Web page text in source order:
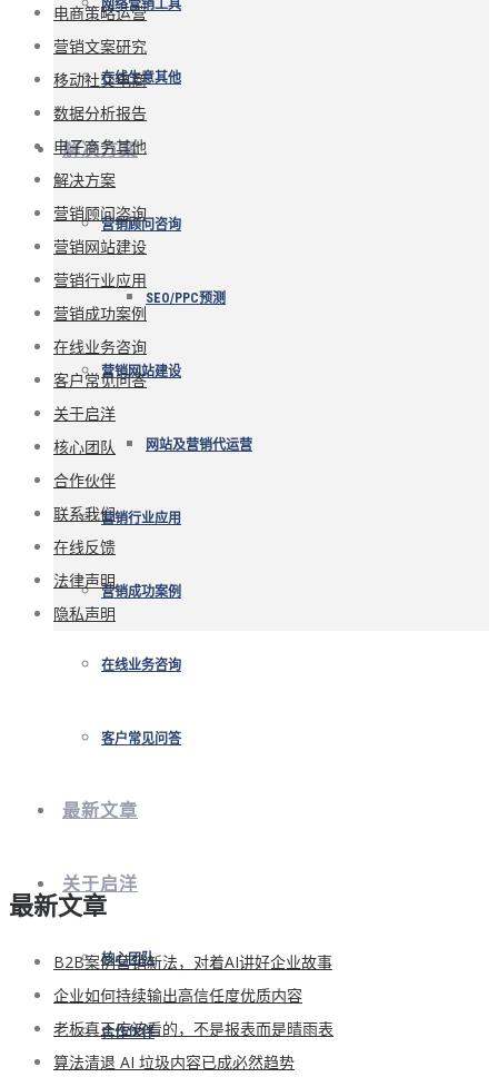
网络营销工具
在线生意其他
解决方案
营销顾问咨询
SEO/PPC预测
营销网站建设
网站及营销代运营
营销行业应用
营销成功案例
在线业务咨询
客户常见问答
最新文章
关于启洋
核心团队
合作伙伴
电商策略运营
营销文案研究
移动社交电商
数据分析报告
电子商务其他
解决方案
营销顾问咨询
营销网站建设
营销行业应用
营销成功案例
在线业务咨询
客户常见问答
关于启洋
核心团队
合作伙伴
联系我们
在线反馈
法律声明
隐私声明
最新文章
B2B案例营销新法，对着AI讲好企业故事
企业如何持续输出高信任度优质内容
老板真正应该看的，不是报表而是晴雨表
算法清退 AI 垃圾内容已成必然趋势